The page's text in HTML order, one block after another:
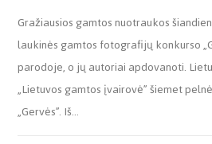
Gražiausios gamtos nuotraukos
laukinės gamtos fotografijų konkurso
parodoje, o jų autoriai apdovanoti.
„Lietuvos gamtos įvairovė” šiemet
„Gervės”. Iš…